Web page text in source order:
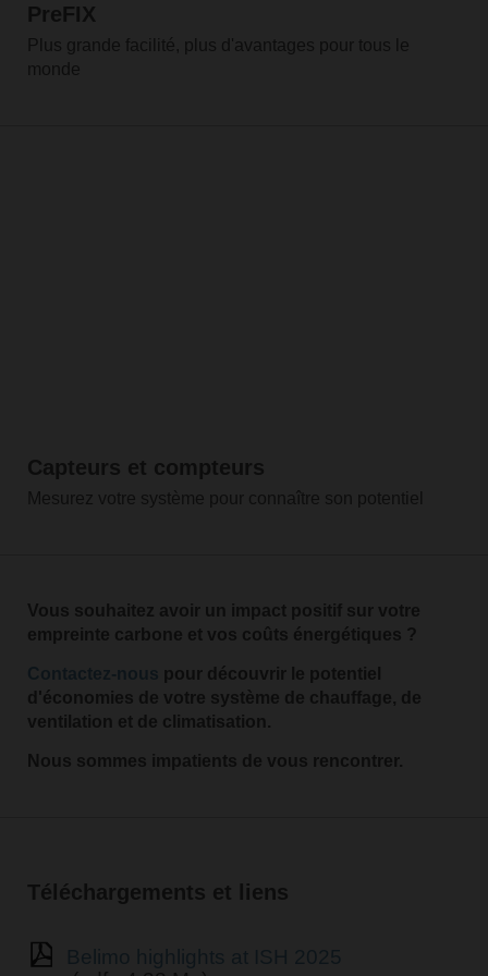
PreFIX
Plus grande facilité, plus d'avantages pour tous le
monde
Capteurs et compteurs
Mesurez votre système pour connaître son potentiel
Vous souhaitez avoir un impact positif sur votre
empreinte carbone et vos coûts énergétiques ?
pour découvrir le potentiel
d'économies de votre système de chauffage, de
ventilation et de climatisation.
Nous sommes impatients de vous rencontrer.
Téléchargements et liens